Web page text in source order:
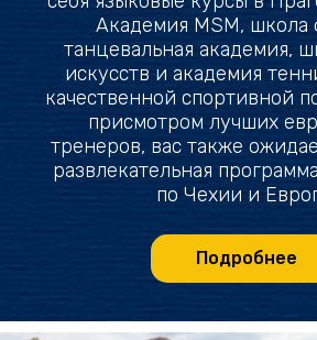
Академия MSM, школа
танцевальная академия,
искусств и академия
качественной спортивной
присмотром лучших
тренеров, вас также
развлекательная
по Чехии и
Подробнее